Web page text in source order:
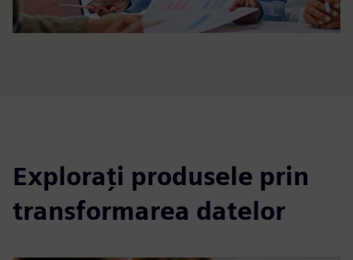
Explorați produsele prin
transformarea datelor